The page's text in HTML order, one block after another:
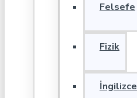
Felsefe
Fizik
İngilizce